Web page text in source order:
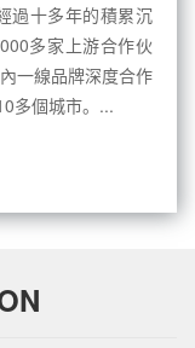
過十多年的積累沉
多家上游合作伙
一線品牌深度合作
多個城市。...